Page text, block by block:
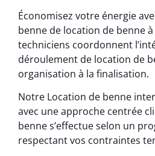
Économisez votre énergie
benne de location de benne
techniciens coordonnent
déroulement de location de
organisation à la finalisation.
Notre Location de benne
avec une approche centrée
benne s’effectue selon un
respectant vos contraintes